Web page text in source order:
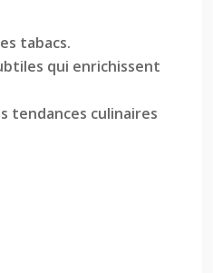
tabacs.
qui enrichissent
tendances culinaires